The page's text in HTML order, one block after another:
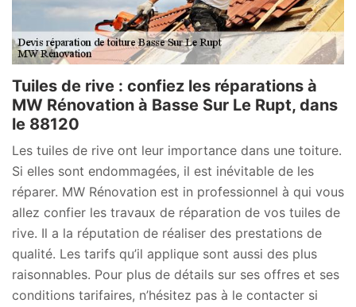
Tuiles de rive : confiez les réparations à
MW Rénovation à Basse Sur Le Rupt, dans
le 88120
Les tuiles de rive ont leur importance dans une toiture.
Si elles sont endommagées, il est inévitable de les
réparer. MW Rénovation est in professionnel à qui vous
allez confier les travaux de réparation de vos tuiles de
rive. Il a la réputation de réaliser des prestations de
qualité. Les tarifs qu’il applique sont aussi des plus
raisonnables. Pour plus de détails sur ses offres et ses
conditions tarifaires, n’hésitez pas à le contacter si